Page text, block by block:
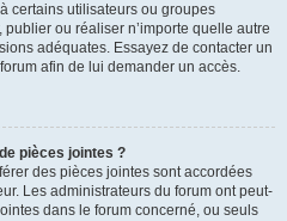
certains utilisateurs ou groupes
publier ou réaliser n’importe quelle autre
adéquates. Essayez de contacter un
afin de lui demander un accès.
pièces jointes ?
des pièces jointes sont accordées
Les administrateurs du forum ont peut-
dans le forum concerné, ou seuls